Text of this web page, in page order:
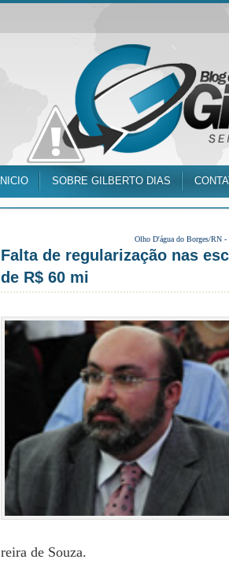
INICIO SOBRE GILBERTO DIAS
Olho D'água do Borges/RN -
Falta de regu­la­ri­za­ção nas
de R$ 60 mi
rei­ra de Souza.